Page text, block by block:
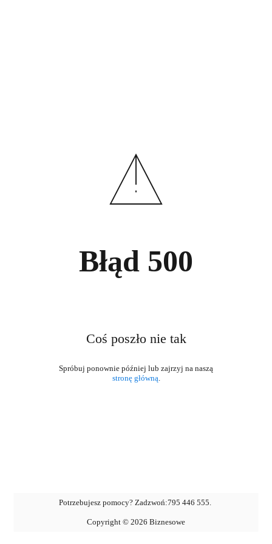
Błąd 500
Coś poszło nie tak
stronę główną.
Potrzebujesz pomocy? Zadzwoń:795 446 555.
Copyright © 2026 Biznesowe